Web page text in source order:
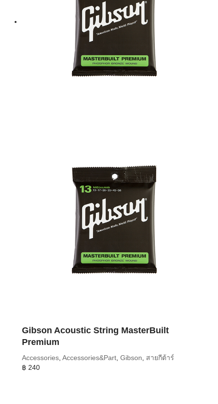
Gibson Acoustic String MasterBuilt
Premium
Accessories Accessories&Part Gibson
สายกีต้าร์
฿ 240